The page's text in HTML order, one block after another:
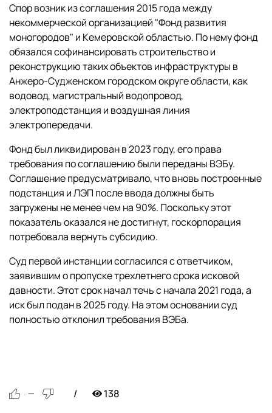
Спор возник из соглашения 2015 года между
некоммерческой организацией "Фонд развития
моногородов" и Кемеровской областью. По нему фонд
обязался софинансировать строительство и
реконструкцию таких объектов инфраструктуры в
Анжеро-Судженском городском округе области, как
водовод, магистральный водопровод,
электроподстанция и воздушная линия
электропередачи.
Фонд был ликвидирован в 2023 году, его права
требования по соглашению были переданы ВЭБу.
Соглашение предусматривало, что вновь построенные
подстанция и ЛЭП после ввода должны быть
загружены не менее чем на 90%. Поскольку этот
показатель оказался не достигнут, госкорпорация
потребовала вернуть субсидию.
Суд первой инстанции согласился с ответчиком,
заявившим о пропуске трехлетнего срока исковой
давности. Этот срок начал течь с начала 2021 года, а
иск был подан в 2025 году. На этом основании суд
полностью отклонил требования ВЭБа.
— 138